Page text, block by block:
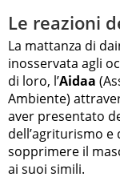
Le reazioni
La mattanza di
inosservata agli
di loro, l’Aidaa
Ambiente)
aver presentato
dell’agriturismo
sopprimere il
ai suoi simili.